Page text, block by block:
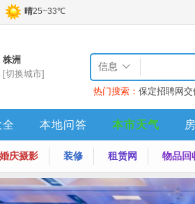
株洲
[切换城市]
信息
热门搜索： 保定招聘网交
本地问答 本市天气
婚庆摄影 装修 租赁网 物品回